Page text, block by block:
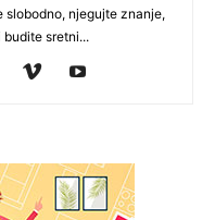
njegujte znanje,
sretni...